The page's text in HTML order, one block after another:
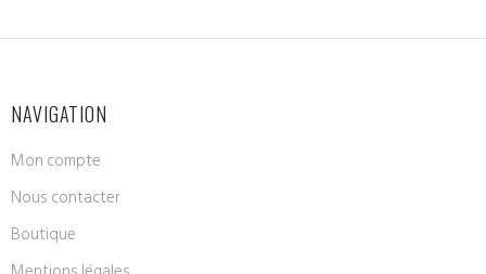
NAVIGATION
Mon compte
Nous contacter
Boutique